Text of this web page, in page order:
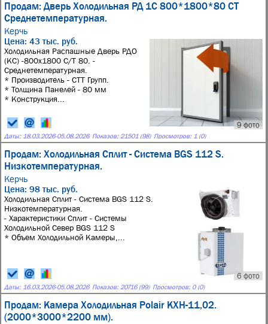
Продам: Дверь Холодильная РД 1С 800*1800*80 СТ
Среднетемпературная.
Керчь
9 фото
Цена: 43 тыс. руб.
Холодильная Распашные Дверь РДО
(КС) -800х1800 С/Т 80. -
Среднетемпературная.
* Производитель - СТТ Групп.
* Толщина Панелей - 80 мм
* Конструкция...
Даты: 18.03.2026-05.08.2026 Показов: 21501 (98) Просмотров: 1 (0)
Продам: Холодильная Сплит - Система BGS 112 S.
Низкотемпературная.
Керчь
6 фото
Цена: 98 тыс. руб.
Холодильная Сплит - Система BGS 112 S.
Низкотемпературная.
- Характеристики Сплит - Системы
Холодильной Север BGS 112 S
* Объем Холодильной Камеры,...
Даты: 16.03.2026-05.08.2026 Показов: 20716 (99) Просмотров: 0 (0)
Продам: Камера Холодильная Polair КХН-11,02.
(2000*3000*2200 мм).